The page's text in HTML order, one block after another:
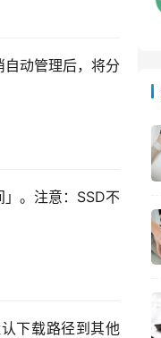
动管理后，将分
。注意：SSD不
下载路径到其他